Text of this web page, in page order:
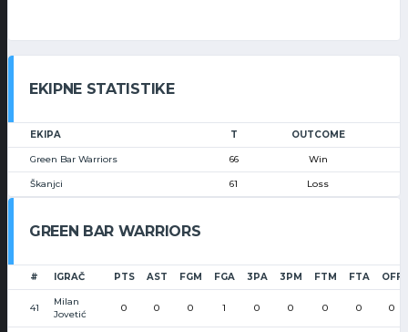
EKIPNE STATISTIKE
EKIPA T OUTCOME
Green Bar Warriors 66 Win
Škanjci 61 Loss
GREEN BAR WARRIORS
# IGRAČ PTS AST FGM FGA 3PA 3PM FTM FTA OFF
41
Milan
Jovetić
0 0 0 1 0 0 0 0 0